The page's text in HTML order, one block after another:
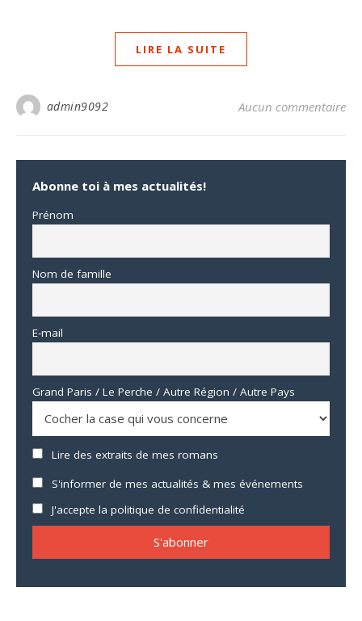
LIRE LA SUITE
admin9092 Aucun commentaire
Abonne toi à mes actualités!
Prénom
Nom de famille
E-mail
Grand Paris / Le Perche / Autre Région / Autre Pays
Lire des extraits de mes romans
S'informer de mes actualités & mes événements
J'accepte la politique de confidentialité